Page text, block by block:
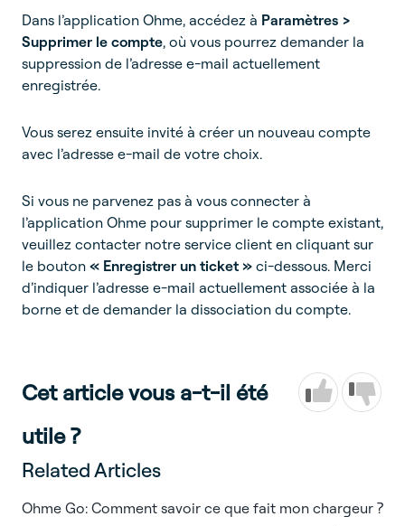
Dans l’application Ohme, accédez à Paramètres >
Supprimer le compte, où vous pourrez demander la
suppression de l’adresse e-mail actuellement
enregistrée.
Vous serez ensuite invité à créer un nouveau compte
avec l’adresse e-mail de votre choix.
Si vous ne parvenez pas à vous connecter à
l’application Ohme pour supprimer le compte existant,
veuillez contacter notre service client en cliquant sur
le bouton « Enregistrer un ticket » ci-dessous. Merci
d’indiquer l’adresse e-mail actuellement associée à la
borne et de demander la dissociation du compte.
Cet article vous a-t-il été
utile ?
Related Articles
Ohme Go: Comment savoir ce que fait mon chargeur ?